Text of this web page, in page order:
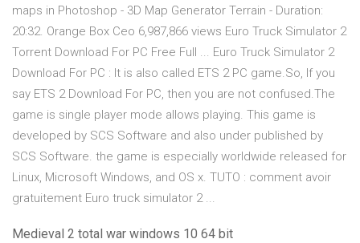
maps in Photoshop - 3D Map Generator Terrain - Duration:
20:32. Orange Box Ceo 6,987,866 views Euro Truck Simulator 2
Torrent Download For PC Free Full ... Euro Truck Simulator 2
Download For PC : It is also called ETS 2 PC game.So, If you
say ETS 2 Download For PC, then you are not confused.The
game is single player mode allows playing. This game is
developed by SCS Software and also under published by
SCS Software. the game is especially worldwide released for
Linux, Microsoft Windows, and OS x. TUTO : comment avoir
gratuitement Euro truck simulator 2 ...
Medieval 2 total war windows 10 64 bit